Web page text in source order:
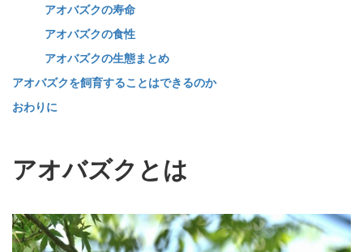
アオバズクの寿命
アオバズクの食性
アオバズクの生態まとめ
アオバズクを飼育することはできるのか
おわりに
アオバズクとは